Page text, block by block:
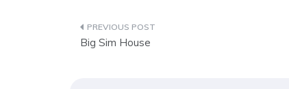
Beitragsnavigation
Big Sim House